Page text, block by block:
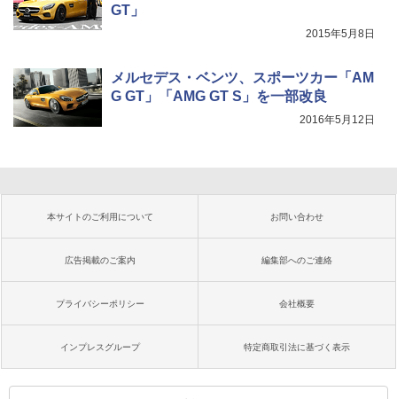
GT」
2015年5月8日
メルセデス・ベンツ、スポーツカー「AM
G GT」「AMG GT S」を一部改良
2016年5月12日
本サイトのご利用について お問い合わせ
広告掲載のご案内 編集部へのご連絡
プライバシーポリシー 会社概要
インプレスグループ 特定商取引法に基づく表示